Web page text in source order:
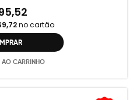
no cartão
CARRINHO